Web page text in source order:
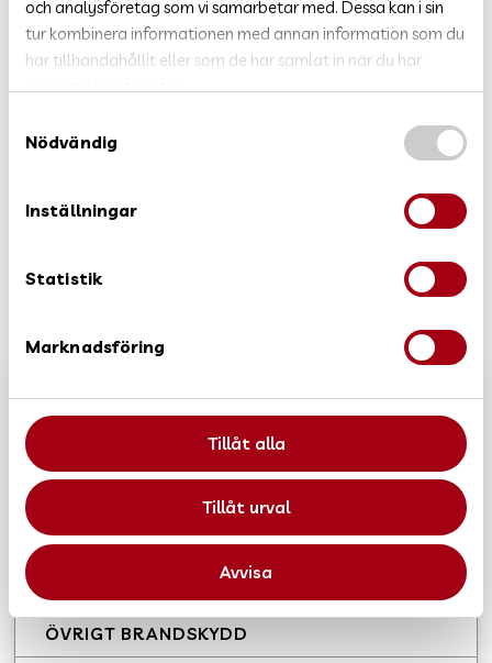
och analysföretag som vi samarbetar med. Dessa kan i sin
tur kombinera informationen med annan information som du
har tillhandahållit eller som de har samlat in när du har
använt deras tjänster.
Nödvändig
Inställningar
Statistik
Marknadsföring
Tillåt alla
Tillåt urval
Avvisa
SOTNING OCH BRANDSKYDDSKONTROLL
BRANDVARNARE
ÖVRIGT BRANDSKYDD
DELA:
PÅ